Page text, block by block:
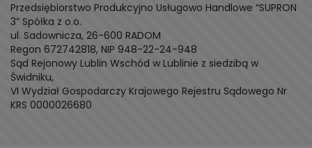
Przedsiębiorstwo Produkcyjno Usługowo Handlowe “SUPRON
3” Spółka z o.o.
ul. Sadownicza, 26-600 RADOM
Regon 672742818, NIP 948-22-24-948
Sąd Rejonowy Lublin Wschód w Lublinie z siedzibą w
Świdniku,
VI Wydział Gospodarczy Krajowego Rejestru Sądowego Nr
KRS 0000026680